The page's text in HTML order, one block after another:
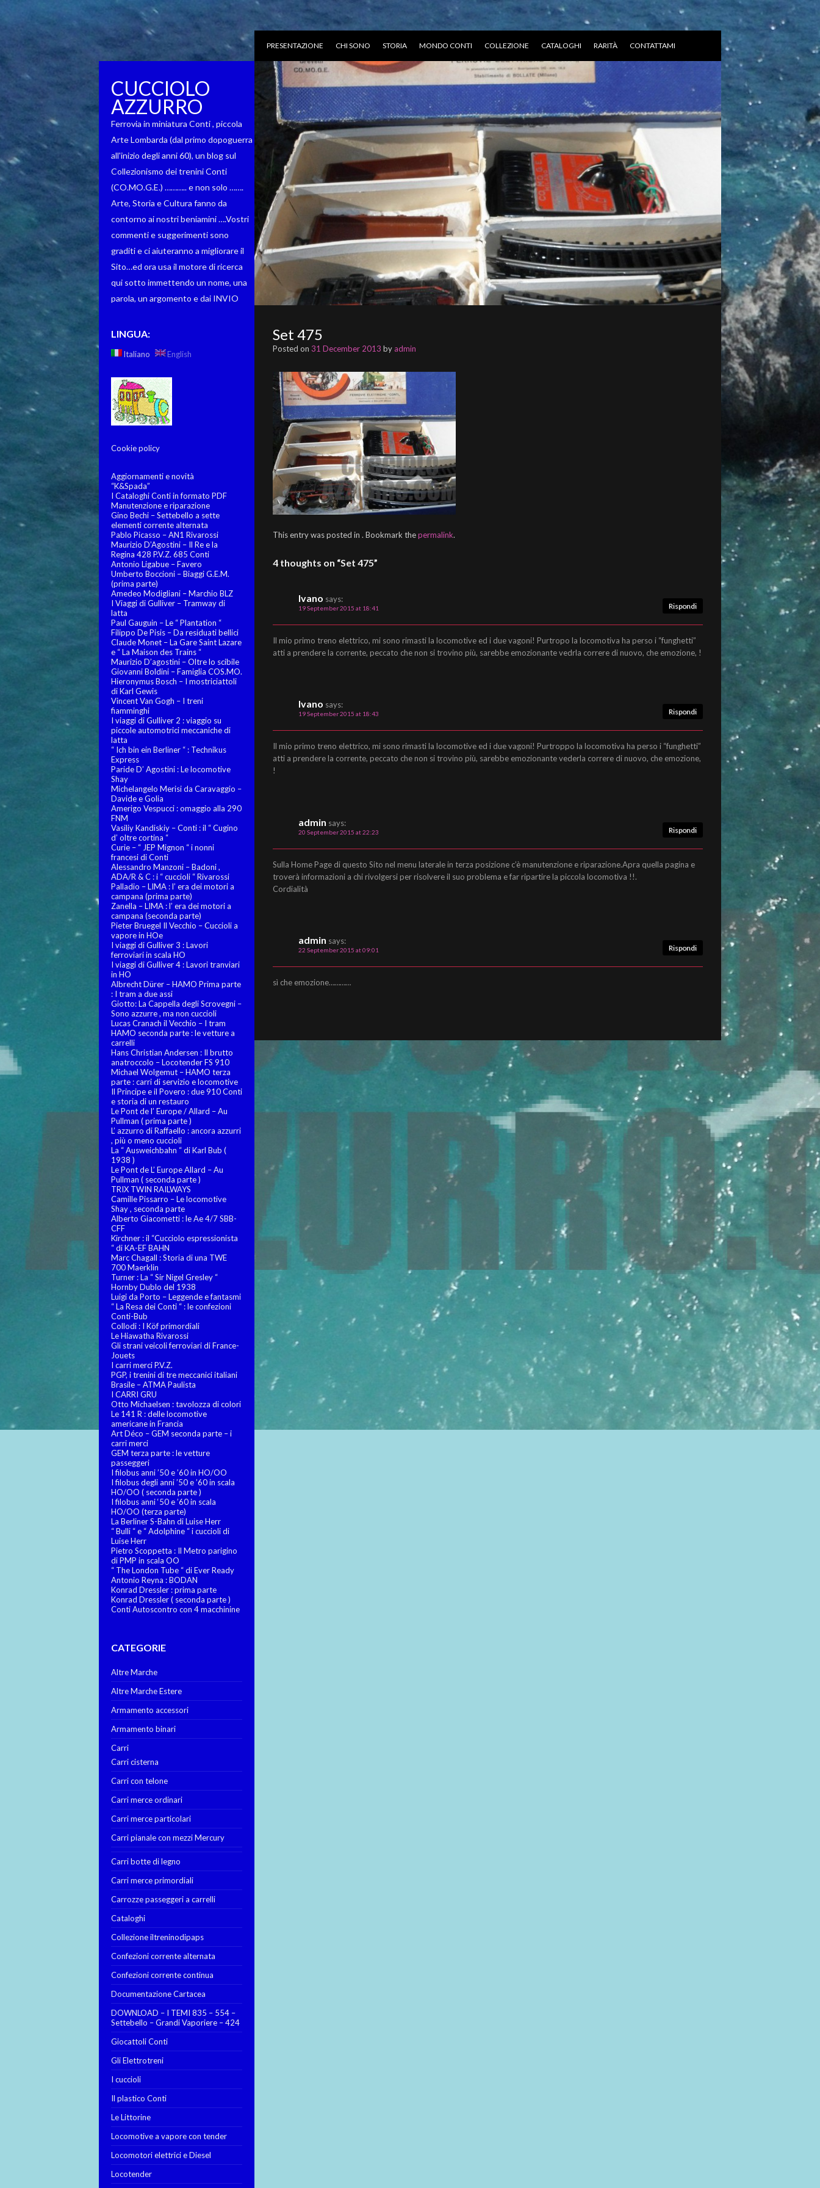
PRESENTAZIONE CHI SONO STORIA MONDO CONTI COLLEZIONE CATALOGHI RARITÀ CONTATTAMI
CUCCIOLO
AZZURRO
Ferrovia in miniatura Conti , piccola
Arte Lombarda (dal primo dopoguerra
all'inizio degli anni 60), un blog sul
Collezionismo dei trenini Conti
(CO.MO.G.E.) ……….. e non solo …….
Arte, Storia e Cultura fanno da
contorno ai nostri beniamini ….Vostri
commenti e suggerimenti sono
graditi e ci aiuteranno a migliorare il
Sito…ed ora usa il motore di ricerca
qui sotto immettendo un nome, una
parola, un argomento e dai INVIO
LINGUA:
Italiano English
Cookie policy
Aggiornamenti e novità
“K&Spada”
I Cataloghi Conti in formato PDF
Manutenzione e riparazione
Gino Bechi – Settebello a sette
elementi corrente alternata
Pablo Picasso – AN1 Rivarossi
Maurizio D’Agostini – Il Re e la
Regina 428 P.V.Z. 685 Conti
Antonio Ligabue – Favero
Umberto Boccioni – Biaggi G.E.M.
(prima parte)
Amedeo Modigliani – Marchio BLZ
I Viaggi di Gulliver – Tramway di
latta
Paul Gauguin – Le “ Plantation “
Filippo De Pisis – Da residuati bellici
Claude Monet – La Gare Saint Lazare
e “ La Maison des Trains “
Maurizio D’agostini – Oltre lo scibile
Giovanni Boldini – Famiglia COS.MO.
Hieronymus Bosch – I mostriciattoli
di Karl Gewis
Vincent Van Gogh – I treni
fiamminghi
I viaggi di Gulliver 2 : viaggio su
piccole automotrici meccaniche di
latta
“ Ich bin ein Berliner “ : Technikus
Express
Paride D’ Agostini : Le locomotive
Shay
Michelangelo Merisi da Caravaggio –
Davide e Golia
Amerigo Vespucci : omaggio alla 290
FNM
Vasiliy Kandiskiy – Conti : il “ Cugino
d’ oltre cortina “
Curie – “ JEP Mignon “ i nonni
francesi di Conti
Alessandro Manzoni – Badoni ,
ADA/R & C : i “ cuccioli “ Rivarossi
Palladio – LIMA : l’ era dei motori a
campana (prima parte)
Zanella – LIMA : l’ era dei motori a
campana (seconda parte)
Pieter Bruegel Il Vecchio – Cuccioli a
vapore in HOe
I viaggi di Gulliver 3 : Lavori
ferroviari in scala HO
I viaggi di Gulliver 4 : Lavori tranviari
in HO
Albrecht Dürer – HAMO Prima parte
: I tram a due assi
Giotto: La Cappella degli Scrovegni –
Sono azzurre , ma non cuccioli
Lucas Cranach il Vecchio – I tram
HAMO seconda parte : le vetture a
carrelli
Hans Christian Andersen : Il brutto
anatroccolo – Locotender FS 910
Michael Wolgemut – HAMO terza
parte : carri di servizio e locomotive
Il Principe e il Povero : due 910 Conti
e storia di un restauro
Le Pont de l’ Europe / Allard – Au
Pullman ( prima parte )
L’ azzurro di Raffaello : ancora azzurri
, più o meno cuccioli
La “ Ausweichbahn “ di Karl Bub (
1938 )
Le Pont de L’ Europe Allard – Au
Pullman ( seconda parte )
TRIX TWIN RAILWAYS
Camille Pissarro – Le locomotive
Shay , seconda parte
Alberto Giacometti : le Ae 4/7 SBB-
CFF
Kirchner : il “Cucciolo espressionista
“ di KA-EF BAHN
Marc Chagall : Storia di una TWE
700 Maerklin
Turner : La “ Sir Nigel Gresley “
Hornby Dublo del 1938
Luigi da Porto – Leggende e fantasmi
“ La Resa dei Conti “ : le confezioni
Conti-Bub
Collodi : I Köf primordiali
Le Hiawatha Rivarossi
Gli strani veicoli ferroviari di France-
Jouets
I carri merci P.V.Z.
PGP, i trenini di tre meccanici italiani
Brasile – ATMA Paulista
I CARRI GRU
Otto Michaelsen : tavolozza di colori
Le 141 R : delle locomotive
americane in Francia
Art Déco – GEM seconda parte – i
carri merci
GEM terza parte : le vetture
passeggeri
I filobus anni ’50 e ’60 in HO/OO
I filobus degli anni ’50 e ’60 in scala
HO/OO ( seconda parte )
I filobus anni ‘50 e ’60 in scala
HO/OO (terza parte)
La Berliner S-Bahn di Luise Herr
“ Bulli “ e “ Adolphine “ i cuccioli di
Luise Herr
Pietro Scoppetta : Il Metro parigino
di PMP in scala OO
“ The London Tube “ di Ever Ready
Antonio Reyna : BODAN
Konrad Dressler : prima parte
Konrad Dressler ( seconda parte )
Conti Autoscontro con 4 macchinine
CATEGORIE
Altre Marche
Altre Marche Estere
Armamento accessori
Armamento binari
Carri
Carri cisterna
Carri con telone
Carri merce ordinari
Carri merce particolari
Carri pianale con mezzi Mercury
Carri botte di legno
Carri merce primordiali
Carrozze passeggeri a carrelli
Cataloghi
Collezione iltreninodipaps
Confezioni corrente alternata
Confezioni corrente continua
Documentazione Cartacea
DOWNLOAD – I TEMI 835 – 554 –
Settebello – Grandi Vaporiere – 424
Giocattoli Conti
Gli Elettrotreni
I cuccioli
Il plastico Conti
Le Littorine
Locomotive a vapore con tender
Locomotori elettrici e Diesel
Locotender
Set 475
Posted on 31 December 2013 by admin
This entry was posted in . Bookmark thepermalink.
4 thoughts on “Set 475”
Ivano says:
19 September 2015 at 18:41
Il mio primo treno elettrico, mi sono rimasti la locomotive ed i due vagoni! Purtropo la locomotiva ha perso i “funghetti”
atti a prendere la corrente, peccato che non si trovino più, sarebbe emozionante vedrla correre di nuovo, che emozione, !
Rispondi
Ivano says:
19 September 2015 at 18:43
Il mio primo treno elettrico, mi sono rimasti la locomotive ed i due vagoni! Purtroppo la locomotiva ha perso i “funghetti”
atti a prendere la corrente, peccato che non si trovino più, sarebbe emozionante vederla correre di nuovo, che emozione,
!
Rispondi
admin says:
20 September 2015 at 22:23
Sulla Home Page di questo Sito nel menu laterale in terza posizione c’è manutenzione e riparazione.Apra quella pagina e
troverà informazioni a chi rivolgersi per risolvere il suo problema e far ripartire la piccola locomotiva !!.
Cordialità
Rispondi
admin says:
22 September 2015 at 09:01
sì che emozione…………
Rispondi